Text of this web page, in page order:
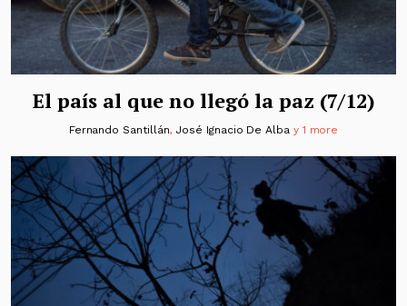
El país al que no llegó la paz (7/12)
Fernando Santillán, José Ignacio De Albay 1 more